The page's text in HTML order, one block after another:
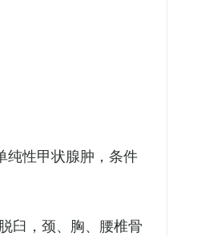
纯性甲状腺肿，条件
臼，颈、胸、腰椎骨